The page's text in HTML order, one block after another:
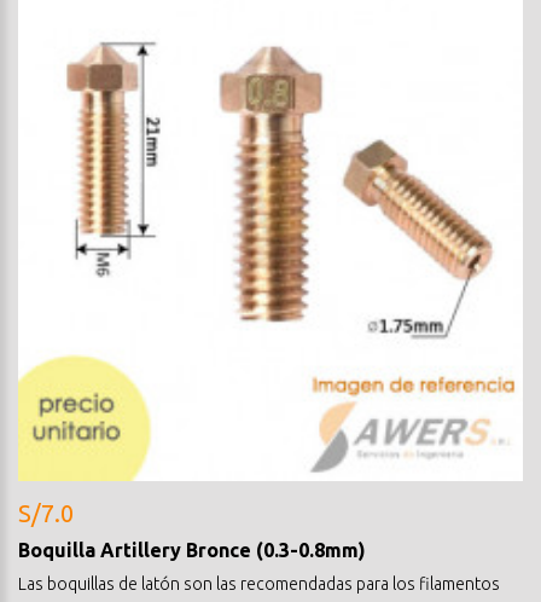
S/7.0
Boquilla Artillery Bronce (0.3-0.8mm)
Las boquillas de latón son las recomendadas para los filamentos